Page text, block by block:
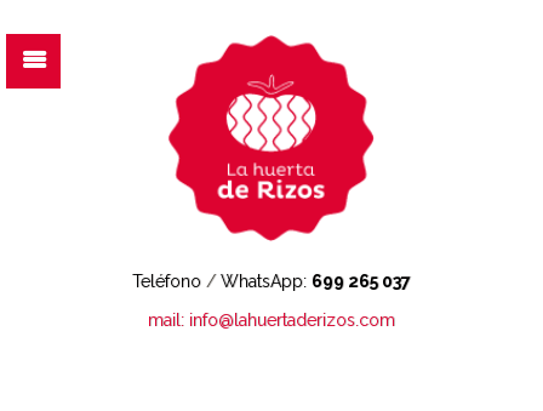
Teléfono /WhatsApp: 699 265 037
mail: info@lahuertaderizos.com